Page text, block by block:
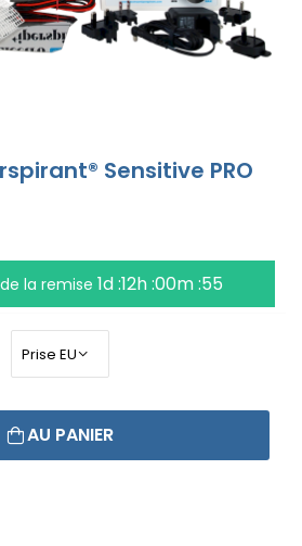
Sensitive PRO
la remise 1d :12h :00m :55
AU PANIER